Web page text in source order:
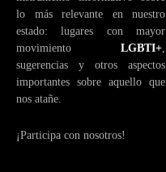
lo más relevante en nuestro
estado: lugares con mayor
movimiento LGBTI+
sugerencias y otros aspectos
importantes sobre aquello que
nos atañe.
¡Participa con nosotros!